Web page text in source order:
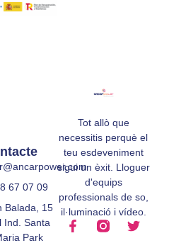
Tot allò que
necessitis perquè el
teu esdeveniment
sigui un èxit. Lloguer
d'equips
professionals de so,
il·luminació i vídeo.
67 07 09
Balada, 15
Ind. Santa
Park